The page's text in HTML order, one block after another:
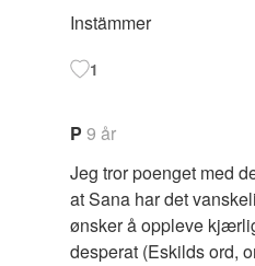
Instämmer
1
P 9 år
Jeg tror poenget med
at Sana har det
ønsker å oppleve
desperat (Eskilds ord,